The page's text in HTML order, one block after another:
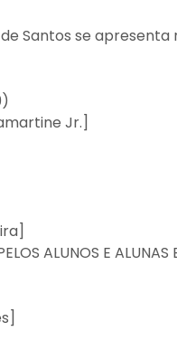
Santos se
Jr.]
ALUNOS E ALUNAS